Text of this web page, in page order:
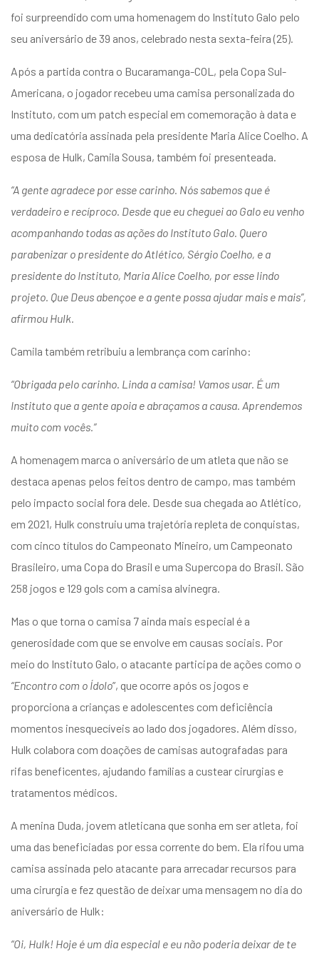
foi surpreendido com uma homenagem do Instituto Galo pelo
seu aniversário de 39 anos, celebrado nesta sexta-feira (25).
Após a partida contra o Bucaramanga-COL, pela Copa Sul-
Americana, o jogador recebeu uma camisa personalizada do
Instituto, com um patch especial em comemoração à data e
uma dedicatória assinada pela presidente Maria Alice Coelho. A
esposa de Hulk, Camila Sousa, também foi presenteada.
“A gente agradece por esse carinho. Nós sabemos que é
verdadeiro e recíproco. Desde que eu cheguei ao Galo eu venho
acompanhando todas as ações do Instituto Galo. Quero
parabenizar o presidente do Atlético, Sérgio Coelho, e a
presidente do Instituto, Maria Alice Coelho, por esse lindo
projeto. Que Deus abençoe e a gente possa ajudar mais e mais”,
afirmou Hulk.
Camila também retribuiu a lembrança com carinho:
“Obrigada pelo carinho. Linda a camisa! Vamos usar. É um
Instituto que a gente apoia e abraçamos a causa. Aprendemos
muito com vocês.”
A homenagem marca o aniversário de um atleta que não se
destaca apenas pelos feitos dentro de campo, mas também
pelo impacto social fora dele. Desde sua chegada ao Atlético,
em 2021, Hulk construiu uma trajetória repleta de conquistas,
com cinco títulos do Campeonato Mineiro, um Campeonato
Brasileiro, uma Copa do Brasil e uma Supercopa do Brasil. São
258 jogos e 129 gols com a camisa alvinegra.
Mas o que torna o camisa 7 ainda mais especial é a
generosidade com que se envolve em causas sociais. Por
meio do Instituto Galo, o atacante participa de ações como o
“Encontro com o Ídolo”, que ocorre após os jogos e
proporciona a crianças e adolescentes com deficiência
momentos inesquecíveis ao lado dos jogadores. Além disso,
Hulk colabora com doações de camisas autografadas para
rifas beneficentes, ajudando famílias a custear cirurgias e
tratamentos médicos.
A menina Duda, jovem atleticana que sonha em ser atleta, foi
uma das beneficiadas por essa corrente do bem. Ela rifou uma
camisa assinada pelo atacante para arrecadar recursos para
uma cirurgia e fez questão de deixar uma mensagem no dia do
aniversário de Hulk:
“Oi, Hulk! Hoje é um dia especial e eu não poderia deixar de te